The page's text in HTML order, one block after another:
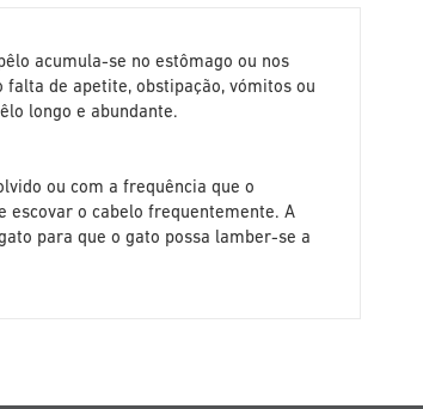
acumula-se no estômago ou nos
de apetite, obstipação, vómitos ou
longo e abundante.
ou com a frequência que o
escovar o cabelo frequentemente. A
para que o gato possa lamber-se a